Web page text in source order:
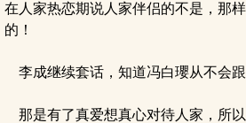
在人家热恋期说人家伴侣的不是，那
的！
李成继续套话，知道冯白瓔从不会跟
那是有了真爱想真心对待人家，所